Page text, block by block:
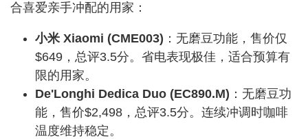
合喜爱亲手冲配的用家：
小米 Xiaomi (CME003) ：无磨豆功能，售价仅
$649，总评3.5分。省电表现极佳，适合预算有
限的用家。
De'Longhi Dedica Duo (EC890.M) ：无磨豆功
能，售价$2,498，总评3.5分。连续冲调时咖啡
温度维持稳定。